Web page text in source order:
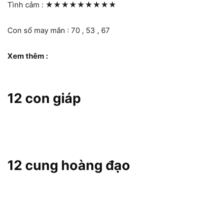
Tình cảm : ★★★★★★★★★
Con số may mắn : 70 , 53 , 67
Xem thêm :
12 con giáp
12 cung hoàng đạo